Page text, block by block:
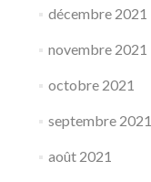
décembre 2021
novembre 2021
octobre 2021
septembre 2021
août 2021